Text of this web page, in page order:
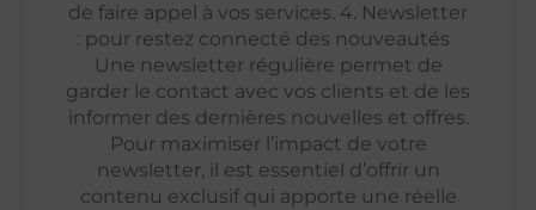
de faire appel à vos services. 4. Newsletter
: pour restez connecté des nouveautés
Une newsletter régulière permet de
garder le contact avec vos clients et de les
informer des dernières nouvelles et offres.
Pour maximiser l’impact de votre
newsletter, il est essentiel d’offrir un
contenu exclusif qui apporte une réelle